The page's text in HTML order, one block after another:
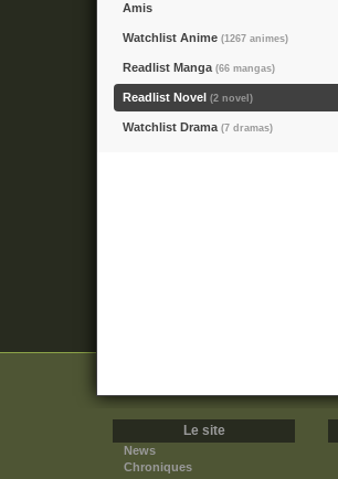
Amis
Watchlist Anime (1267 animes)
Readlist Manga (66 mangas)
Readlist Novel (2 novel)
Watchlist Drama (7 dramas)
Le site
News
Chroniques